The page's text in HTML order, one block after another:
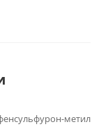
метил